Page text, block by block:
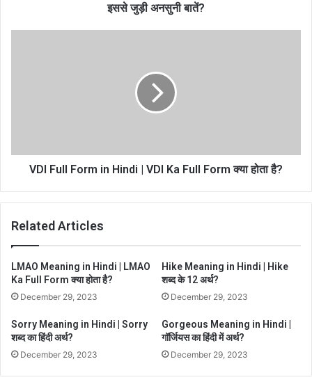
इससे जुड़ी अनसुनी बातें?
VDI Full Form in Hindi | VDI Ka Full Form क्या होता है?
Related Articles
LMAO Meaning in Hindi | LMAO
Ka Full Form क्या होता है?
December 29, 2023
Hike Meaning in Hindi | Hike
शब्द के 12 अर्थ?
December 29, 2023
Sorry Meaning in Hindi | Sorry
शब्द का हिंदी अर्थ?
December 29, 2023
Gorgeous Meaning in Hindi |
गॉर्जियस का हिंदी में अर्थ?
December 29, 2023